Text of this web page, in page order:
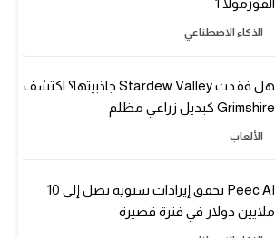
الفورمولا 1
الذكاء الاصطناعي
هل فقدت Stardew Valley جاذبيتها؟ اكتشف
Grimshire كبديل زراعي مظلم
الألعاب
Peec AI تحقق إيرادات سنوية تصل إلى 10
ملايين دولار في فترة قصيرة